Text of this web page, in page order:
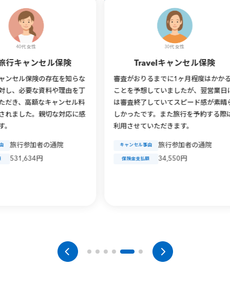
ル保険
存在を知らな
料や理由を丁
キャンセル料
切な対応に感
の通院
Travelキャンセル保険
審査がおりるまでに1ヶ月程度はかかる
ことを予想していましたが、翌営業日に
は審査終了していてスピード感が素晴ら
しかったです。また旅行を予約する際は
利用させていただきます。
旅行参加者の通院
34,550円